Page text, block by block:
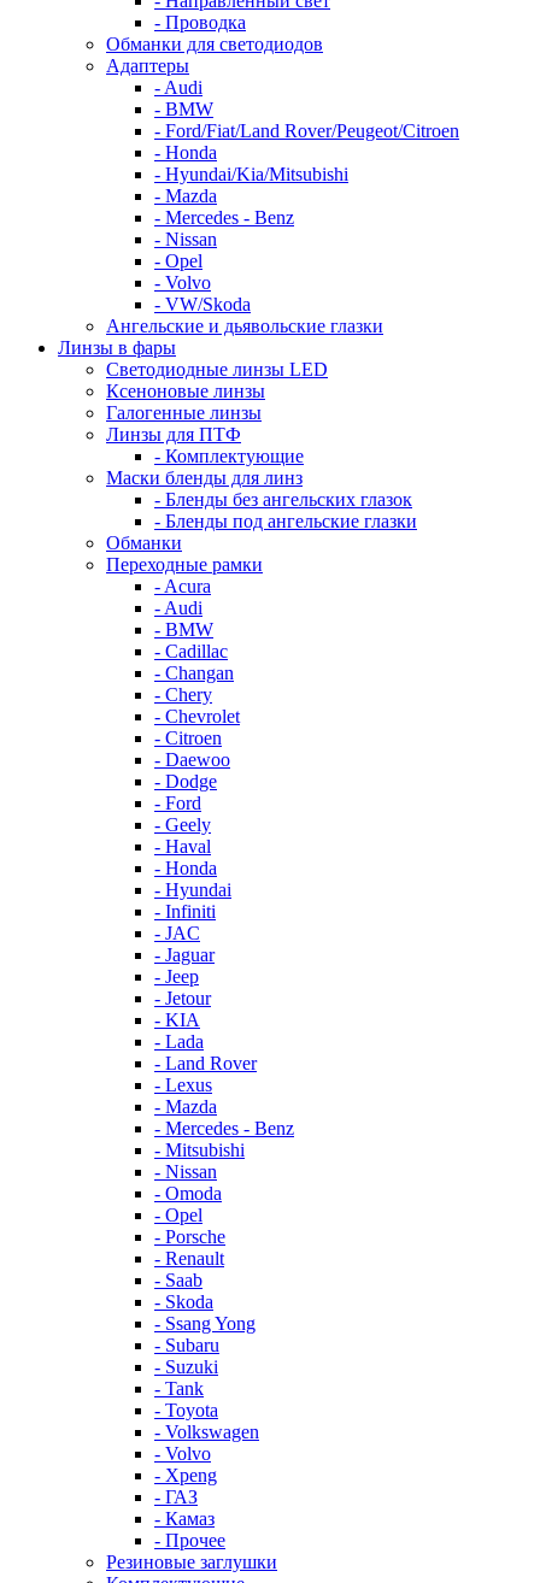
- Проводка
Обманки для светодиодов
Адаптеры
- Audi
- BMW
- Ford/Fiat/Land Rover/Peugeot/Citroen
- Honda
- Hyundai/Kia/Mitsubishi
- Mazda
- Mercedes - Benz
- Nissan
- Opel
- Volvo
- VW/Skoda
Ангельские и дьявольские глазки
Линзы в фары
Светодиодные линзы LED
Ксеноновые линзы
Галогенные линзы
Линзы для ПТФ
- Комплектующие
Маски бленды для линз
- Бленды без ангельских глазок
- Бленды под ангельские глазки
Обманки
Переходные рамки
- Acura
- Audi
- BMW
- Cadillac
- Changan
- Chery
- Chevrolet
- Citroen
- Daewoo
- Dodge
- Ford
- Geely
- Haval
- Honda
- Hyundai
- Infiniti
- JAC
- Jaguar
- Jeep
- Jetour
- KIA
- Lada
- Land Rover
- Lexus
- Mazda
- Mercedes - Benz
- Mitsubishi
- Nissan
- Omoda
- Opel
- Porsche
- Renault
- Saab
- Skoda
- Ssang Yong
- Subaru
- Suzuki
- Tank
- Toyota
- Volkswagen
- Volvo
- Xpeng
- ГАЗ
- Камаз
- Прочее
Резиновые заглушки